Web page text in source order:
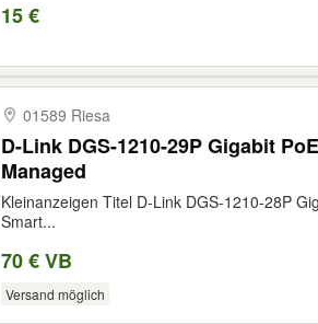
15 €
01589 Riesa
D-Link DGS-1210-29P Gigabit
Managed
Kleinanzeigen Titel D-Link DGS-1210-28P
Smart...
70 € VB
Versand möglich